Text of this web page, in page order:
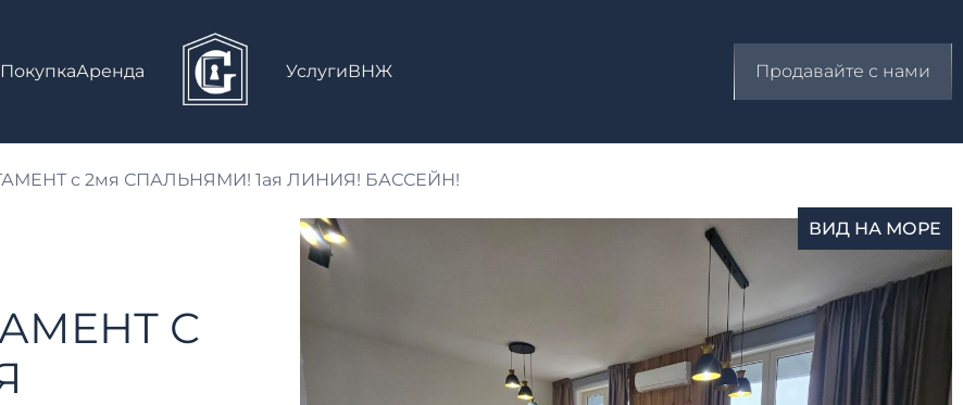
ПокупкаАренда УслугиВНЖ Продавайте с нами
с 2мя СПАЛЬНЯМИ! 1ая ЛИНИЯ! БАССЕЙН!
С
ВИД НА МОРЕ